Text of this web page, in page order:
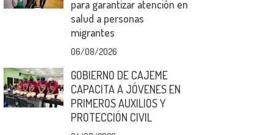
para garantizar atención en
salud a personas
migrantes
06/08/2026
GOBIERNO DE CAJEME
CAPACITA A JÓVENES EN
PRIMEROS AUXILIOS Y
PROTECCIÓN CIVIL